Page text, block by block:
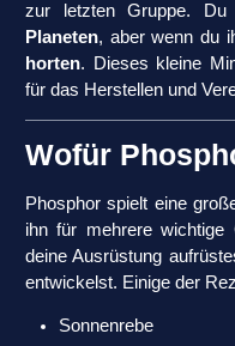
zur letzten Gruppe.
Planeten, aber wenn du
horten. Dieses kleine
für das Herstellen und
Wofür
Phosphor spielt eine
ihn für mehrere wichtige
deine Ausrüstung
entwickelst. Einige der
Sonnenrebe